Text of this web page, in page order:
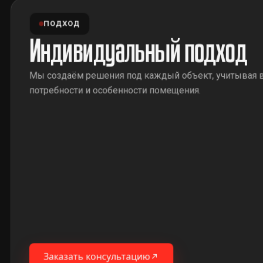
ПОДХОД
Индивидуальный подход
Мы создаём решения под каждый объект, учитывая
потребности и особенности помещения.
Заказать консультацию